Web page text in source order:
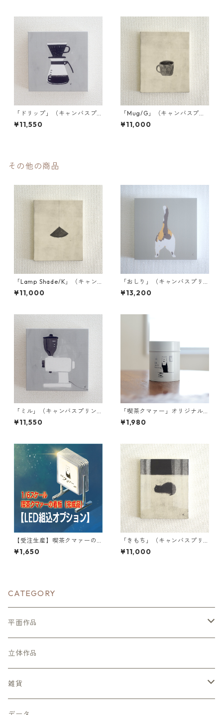
「ドリップ」（キャンバスプ
リント／額装無）S2002
¥11,550
「Mug/G」（キャンバスプリ
ント／額装無）
¥11,000
その他の商品
「Lamp Shade/K」（キャン
バスプリント／額装無）
¥11,000
「おしり」（キャンバスプリ
ント／額装無）S3001
¥13,200
「ミル」（キャンバスプリン
ト／額装無）S2003
¥11,550
「喫茶クマァー」オリジナル
コーヒー豆缶（マットホワイ
ト）
¥1,980
【受注生産】喫茶クマァーの
看板 LED組込オプション
¥1,650
「きもち」（キャンバスプリ
ント／額装無）
¥11,000
CATEGORY
平面作品
キャンバスプリント
立体作品
雑貨